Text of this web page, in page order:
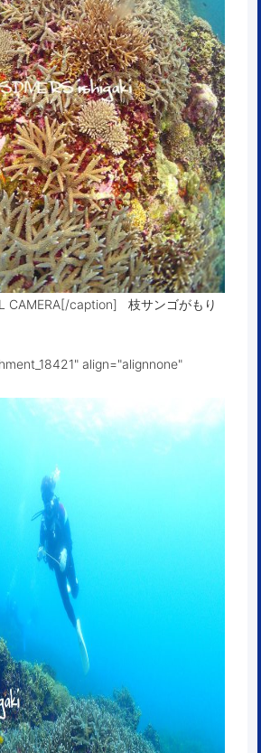
CAMERA[/caption] 枝サンゴがもり
align="alignnone"